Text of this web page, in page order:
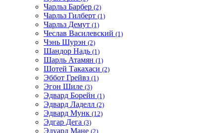
Чарльз Барбер (2)
Чарльз Гилберт (1)
Чарльз Демут (1)
Чеслав Василевский (1)
Чэнь Шурэн (2)
Шандор Надь (1)
Шарль Атамян (1)
Шотей Такахаси (2)
Эббот Грейвз (1)
Эгон Шиле (3)
Эдвард Борейн (1)
Эдвард Ладелл (2)
Эдвард Мунк (12)
Эдгар Дега (3)
Эдуард Мане (2)